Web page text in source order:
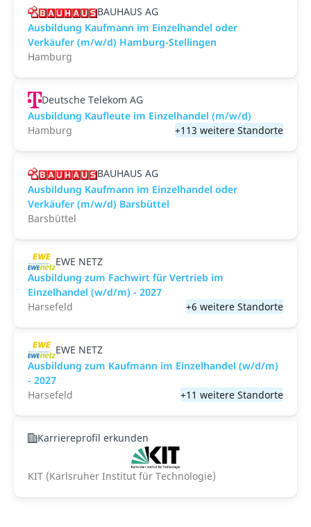
BAUHAUS AG
Ausbildung Kaufmann im Einzelhandel oder
Verkäufer (m/w/d) Hamburg-Stellingen
Hamburg
Deutsche Telekom AG
Ausbildung Kaufleute im Einzelhandel (m/w/d)
Hamburg
+113 weitere Standorte
BAUHAUS AG
Ausbildung Kaufmann im Einzelhandel oder
Verkäufer (m/w/d) Barsbüttel
Barsbüttel
EWE NETZ
Ausbildung zum Fachwirt für Vertrieb im
Einzelhandel (w/d/m) - 2027
Harsefeld
+6 weitere Standorte
EWE NETZ
Ausbildung zum Kaufmann im Einzelhandel (w/d/m)
- 2027
Harsefeld
+11 weitere Standorte
Karriereprofil erkunden
KIT (Karlsruher Institut für Technologie)